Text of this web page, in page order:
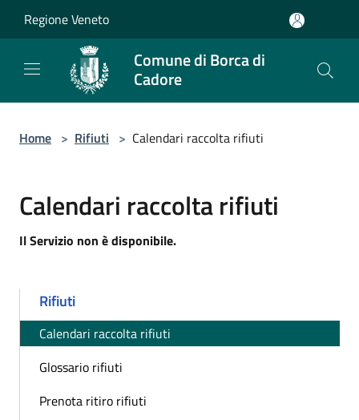
Regione Veneto
Comune di Borca di
Cadore
Home > Rifiuti > Calendari raccolta rifiuti
Calendari raccolta rifiuti
Il Servizio non è disponibile.
Rifiuti
Calendari raccolta rifiuti
Glossario rifiuti
Prenota ritiro rifiuti